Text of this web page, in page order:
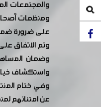
والمجتمعات
ومنظمات
على ضرورة
وتم الاتفاق
وضمان
واستكشاف
وفي ختام
عن امتنانهم